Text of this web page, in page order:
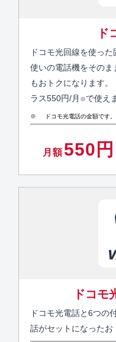
ド
ドコモ光回線を使っ
使いの電話機をその
もおトクになります
ラス550円/月 ※で使え
ドコモ光電話の金額です
月額550円
ドコモ
ドコモ光電話と6つの
話がセットになったお